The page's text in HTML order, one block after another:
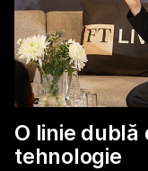
O linie
tehnologie